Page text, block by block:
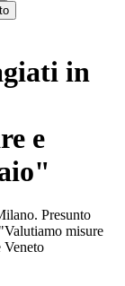
in
e
Presunto
misure
Veneto